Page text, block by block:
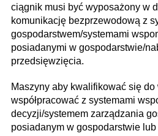
ciągnik musi być wyposażony w
komunikację bezprzewodową z
gospodarstwem/systemami
posiadanymi w gospodarstwie/
przedsięwzięcia.
Maszyny aby kwalifikować się do
współpracować z systemami
decyzji/systemem zarządzania
posiadanym w gospodarstwie